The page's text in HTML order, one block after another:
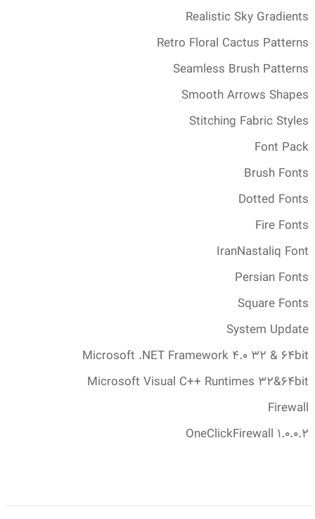
Realistic Sky Gradients
Retro Floral Cactus Patterns
Seamless Brush Patterns
Smooth Arrows Shapes
Stitching Fabric Styles
Font Pack
Brush Fonts
Dotted Fonts
Fire Fonts
IranNastaliq Font
Persian Fonts
Square Fonts
System Update
Microsoft .NET Framework 4.0 32 & 64bit
Microsoft Visual C++ Runtimes 32&64bit
Firewall
OneClickFirewall 1.0.0.2